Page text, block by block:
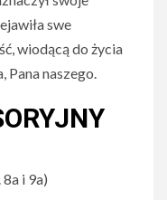
swe
wiodącą do życia
naszego.
i 9a)